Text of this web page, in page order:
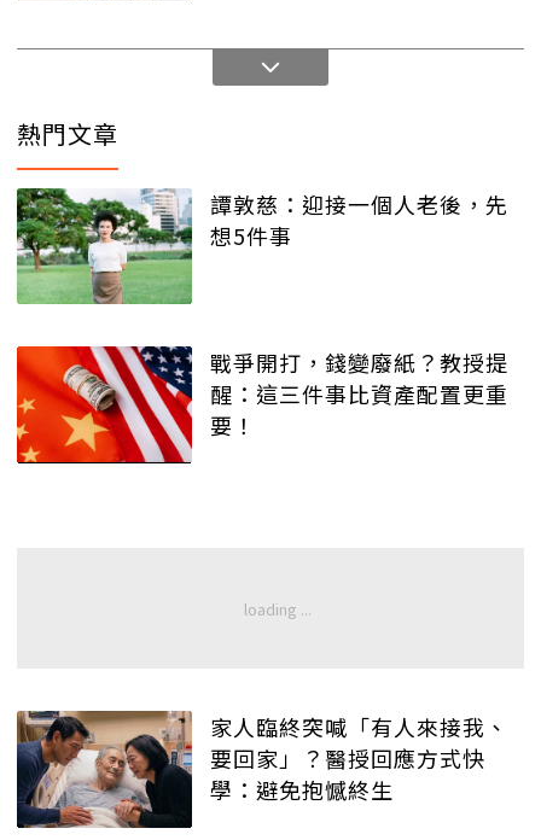
熱門文章
譚敦慈：迎接一個人老後，先
想5件事
戰爭開打，錢變廢紙？教授提
醒：這三件事比資產配置更重
要！
家人臨終突喊「有人來接我、
要回家」？醫授回應方式快
學：避免抱憾終生